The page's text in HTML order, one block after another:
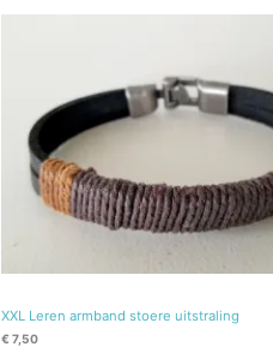
XXL Leren armband stoere uitstraling
€ 7,50